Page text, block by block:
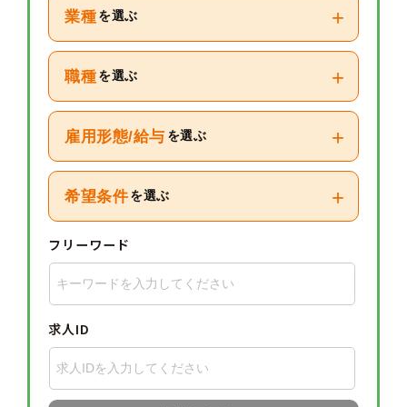
業種 を選ぶ +
職種 を選ぶ +
雇用形態/給与 を選ぶ +
希望条件 を選ぶ +
フリーワード
求人ID